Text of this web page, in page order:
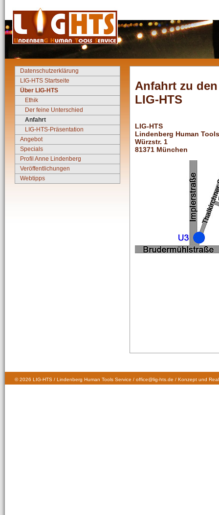
Datenschutzerklärung
LIG-HTS Startseite
Über LIG-HTS
Ethik
Der feine Unterschied
Anfahrt
LIG-HTS-Präsentation
Angebot
Specials
Profil Anne Lindenberg
Veröffentlichungen
Webtipps
Anfahrt zu
LIG-HTS
LIG-HTS
Lindenberg Human
Würzstr. 1
81371 München
© 2026 LIG-HTS / Lindenberg Human Tools Service / office@lig-hts.de / Konzept und